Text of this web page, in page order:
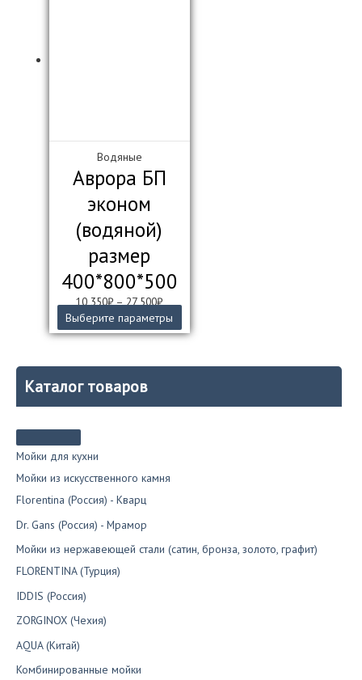
Каталог товаров
Мойки для кухни
Мойки из искусственного камня
Florentina (Россия) - Кварц
Dr. Gans (Россия) - Мрамор
Мойки из нержавеющей стали (сатин, бронза, золото, графит)
FLORENTINA (Турция)
IDDIS (Россия)
ZORGINOX (Чехия)
AQUA (Китай)
Комбинированные мойки
Водяные
Аврора БП
эконом
(водяной)
размер
400*800*500
10 350₽–27 500₽
Выберите параметры
товар
можно